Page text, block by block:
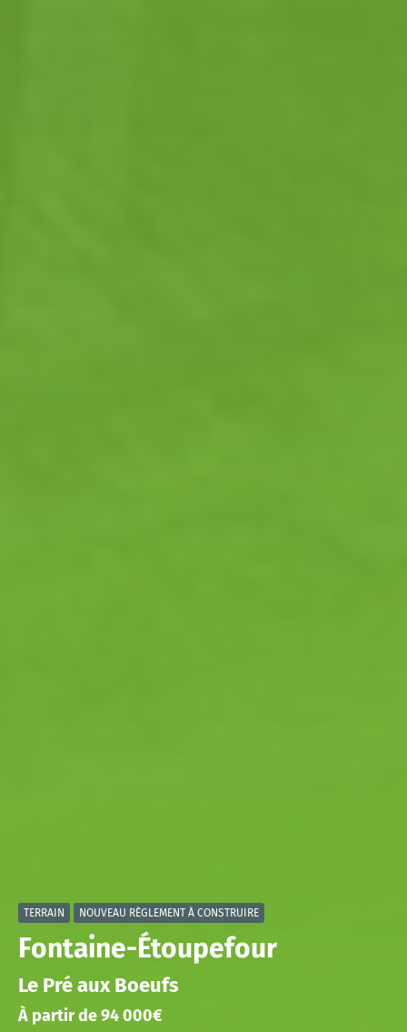
TERRAIN NOUVEAU RÈGLEMENT À CONSTRUIRE
Fontaine-Étoupefour
Le Pré aux Boeufs
À partir de 94 000€